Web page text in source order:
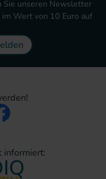
Sie unseren Newsletter
Wert von 10 Euro auf
informiert: